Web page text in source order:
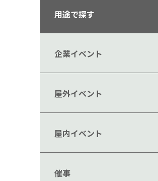
用途で探す
企業イベント
屋外イベント
屋内イベント
催事